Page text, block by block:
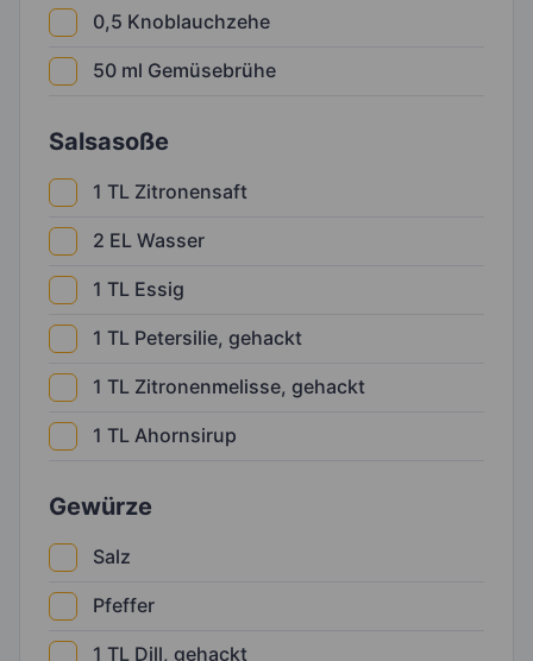
0,5 Knoblauchzehe
50 ml Gemüsebrühe
Salsasoße
1 TL Zitronensaft
2 EL Wasser
1 TL Essig
1 TL Petersilie, gehackt
1 TL Zitronenmelisse, gehackt
1 TL Ahornsirup
Gewürze
Salz
Pfeffer
1 TL Dill, gehackt